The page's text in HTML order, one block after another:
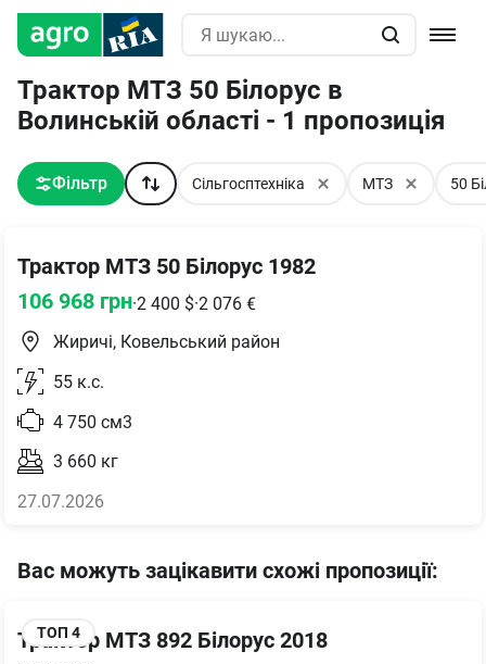
Трактор МТЗ 50 Білорус в
Волинській області - 1 пропозиція
Фільтр Сільгосптехніка МТЗ 50
Трактор МТЗ 50 Білорус 1982
106 968 грн·2 400 $·2 076 €
Жиричі, Ковельський район
55 к.с.
4 750 см3
3 660 кг
27.07.2026
Вас можуть зацікавити схожі пропозиції:
ТОП 4
Трактор МТЗ 892 Білорус 2018